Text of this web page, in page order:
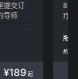
汽车
/传媒
Web 3.0
提交订
导师
¥189起
8 年
疗
服
#简